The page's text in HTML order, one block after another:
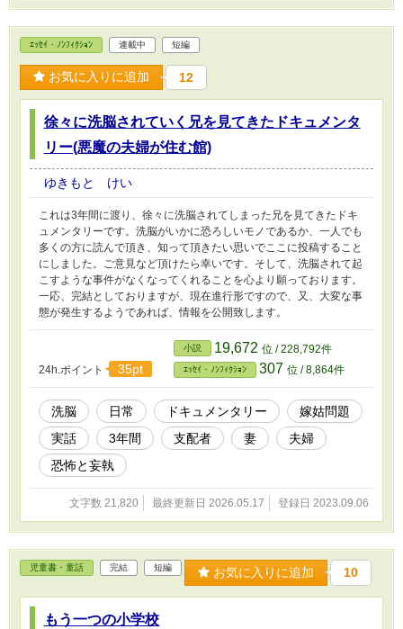
ｴｯｾｲ・ﾉﾝﾌｨｸｼｮﾝ 連載中 短編
お気に入りに追加 12
徐々に洗脳されていく兄を見てきたドキュメンタ
リー(悪魔の夫婦が住む館)
ゆきもと けい
これは3年間に渡り、徐々に洗脳されてしまった兄を見てきたドキ
ュメンタリーです。洗脳がいかに恐ろしいモノであるか、一人でも
多くの方に読んで頂き、知って頂きたい思いでここに投稿すること
にしました。ご意見など頂けたら幸いです。そして、洗脳されて起
こすような事件がなくなってくれることを心より願っております。
一応、完結としておりますが、現在進行形ですので、又、大変な事
態が発生するようであれば、情報を公開致します。
24h.ポイント 35pt
小説 19,672 位 / 228,792件
ｴｯｾｲ・ﾉﾝﾌｨｸｼｮﾝ 307 位 / 8,864件
洗脳 日常 ドキュメンタリー
嫁姑問題
実話
3年間 支配者 妻
夫婦
恐怖と妄執
文字数 21,820 最終更新日 2026.05.17 登録日 2023.09.06
児童書・童話 完結 短編 お気に入りに追加 10
もう一つの小学校